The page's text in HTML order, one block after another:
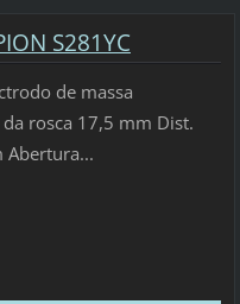
S281YC
de massa
rosca 17,5 mm Dist.
Abertura...